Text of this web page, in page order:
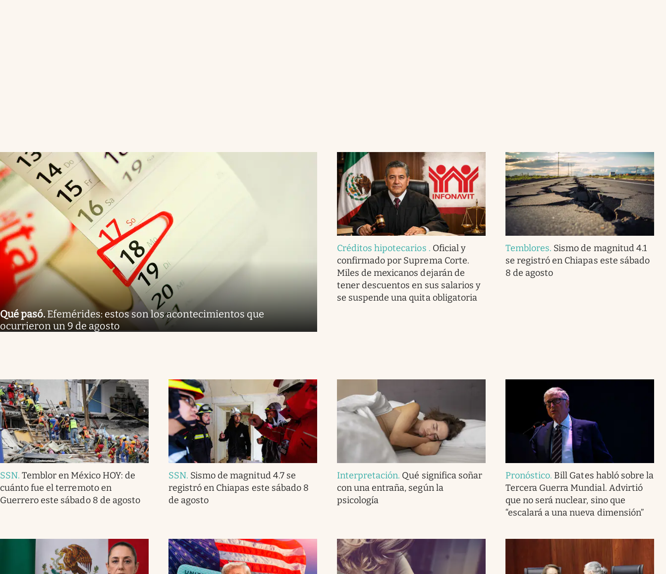
Qué pasó. Efemérides: estos son los acontecimientos que
ocurrieron un 9 de agosto
Créditos hipotecarios . Oficial y
confirmado por Suprema Corte.
Miles de mexicanos dejarán de
tener descuentos en sus salarios y
se suspende una quita obligatoria
Temblores. Sismo de magnitud 4.1
se registró en Chiapas este sábado
8 de agosto
SSN.Temblor en México HOY: de
cuánto fue el terremoto en
Guerrero este sábado 8 de agosto
SSN. Sismo de magnitud 4.7 se
registró en Chiapas este sábado 8
de agosto
Interpretación. Qué significa soñar
con una entraña, según la
psicología
Pronóstico. Bill Gates habló sobre la
Tercera Guerra Mundial. Advirtió
que no será nuclear, sino que
“escalará a una nueva dimensión”